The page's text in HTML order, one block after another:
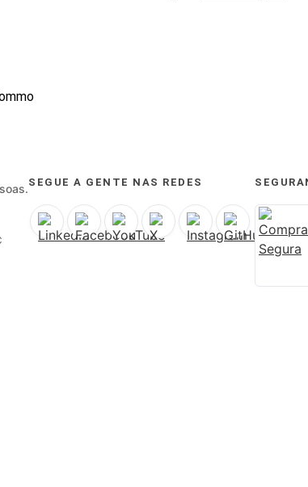
SEGUE A GENTE NAS REDES